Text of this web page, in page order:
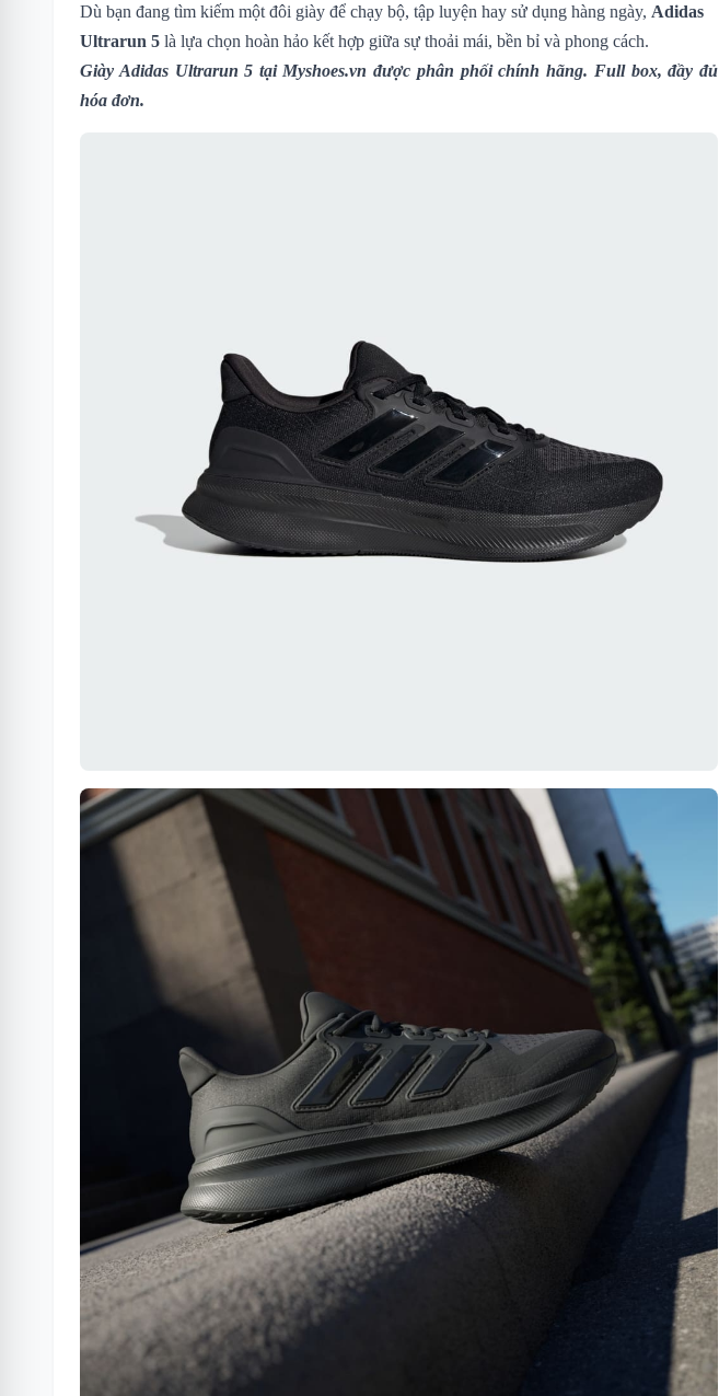
Dù bạn đang tìm kiếm một đôi giày để chạy bộ, tập luyện hay sử dụng hàng ngày, Adidas
Ultrarun 5 là lựa chọn hoàn hảo kết hợp giữa sự thoải mái, bền bỉ và phong cách.
Giày Adidas Ultrarun 5 tại Myshoes.vn được phân phối chính hãng. Full box, đầy đủ
hóa đơn.